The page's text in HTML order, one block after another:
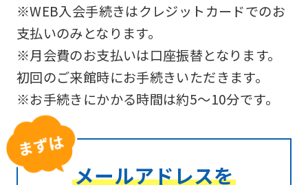
※WEB入会手続きはクレジットカードでのお
支払いのみとなります。
※月会費のお支払いは口座振替となります。
初回のご来館時にお手続きいただきます。
※お手続きにかかる時間は約5～10分です。
メールアドレスを